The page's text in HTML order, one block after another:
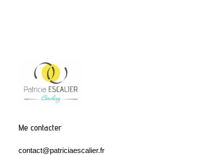
Me contacter
contact@patriciaescalier.fr